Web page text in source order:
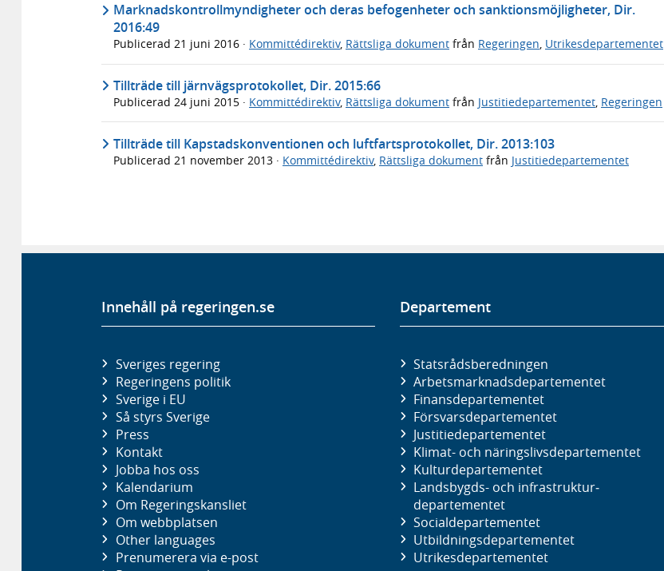
Marknadskontrollmyndigheter och deras befogenheter och sanktionsmöjligheter, Dir.
2016:49
Publicerad 21 juni 2016 · Kommittédirektiv, Rättsliga dokument från Regeringen, Utrikesdepartementet
Tillträde till järnvägsprotokollet, Dir. 2015:66
Publicerad 24 juni 2015 · Kommittédirektiv, Rättsliga dokument från Justitiedepartementet, Regeringen
Tillträde till Kapstadskonventionen och luftfartsprotokollet, Dir. 2013:103
Publicerad 21 november 2013 · Kommittédirektiv, Rättsliga dokument från Justitiedepartementet
Innehåll på regeringen.se
Sveriges regering
Regeringens politik
Sverige i EU
Så styrs Sverige
Press
Kontakt
Jobba hos oss
Kalendarium
Om Regeringskansliet
Om webbplatsen
Other languages
Prenumerera via e-post
Departement
Statsrådsberedningen
Arbetsmarknads­departementet
Finans­departementet
Försvars­departementet
Justitie­departementet
Klimat- och näringslivs­departementet
Kultur­departementet
Landsbygds- och infrastruktur­
departementet
Social­departementet
Utbildnings­departementet
Utrikes­departementet